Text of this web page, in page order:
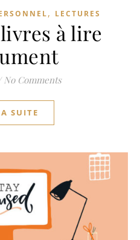
, LECTURES
à lire
No Comments
SUITE